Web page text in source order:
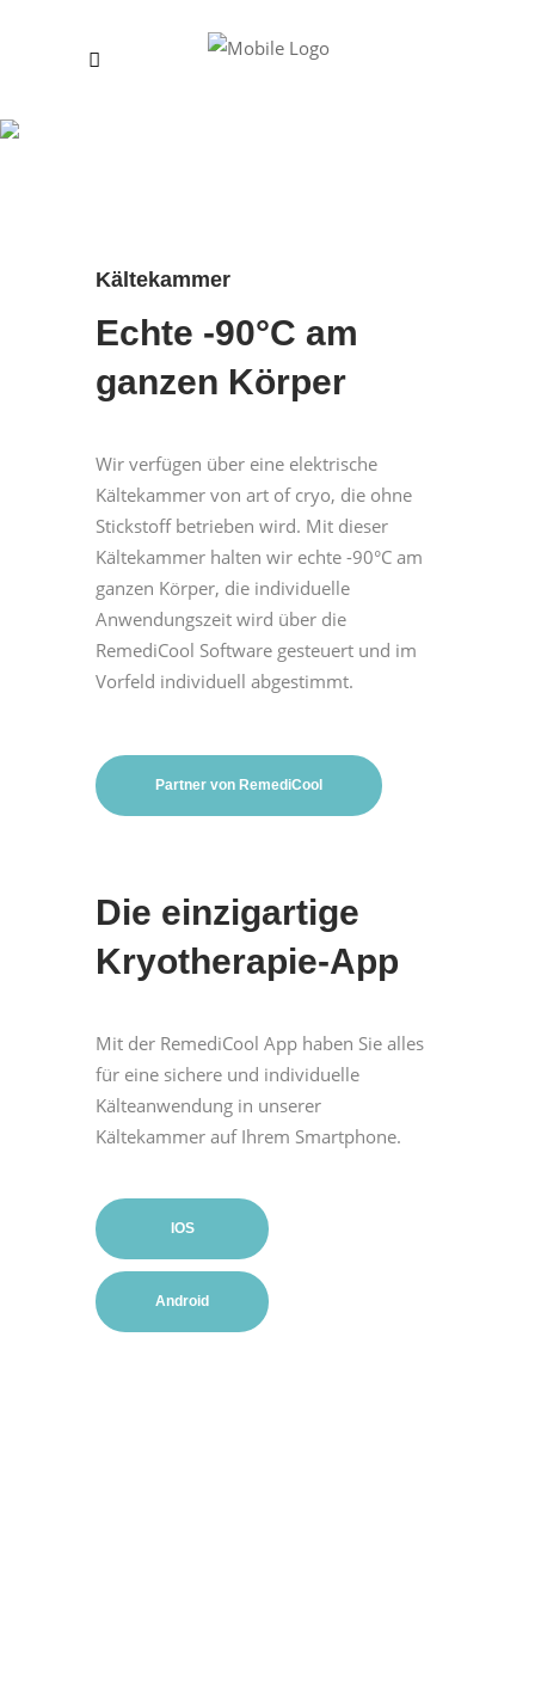
Kältekammer
Echte -90°C am
ganzen Körper
Wir verfügen über eine elektrische
Kältekammer von art of cryo, die ohne
Stickstoff betrieben wird. Mit dieser
Kältekammer halten wir echte -90°C am
ganzen Körper, die individuelle
Anwendungszeit wird über die
RemediCool Software gesteuert und im
Vorfeld individuell abgestimmt.
Partner von RemediCool
Die einzigartige
Kryotherapie-App
Mit der RemediCool App haben Sie alles
für eine sichere und individuelle
Kälteanwendung in unserer
Kältekammer auf Ihrem Smartphone.
IOS
Android